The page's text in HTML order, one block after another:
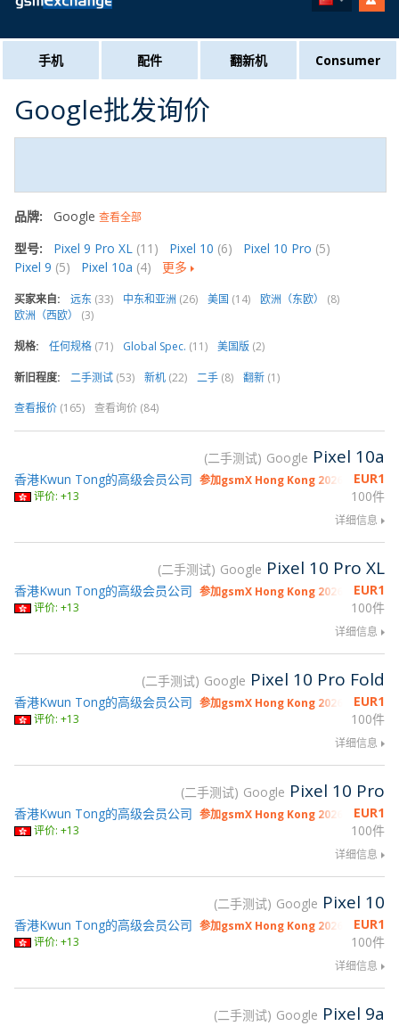
手机 配件 翻新机 Consumer
Google批发询价
品牌: Google 查看全部
型号: Pixel 9 Pro XL (11) Pixel 10 (6) Pixel 10 Pro (5)
Pixel 9 (5) Pixel 10a (4) 更多
买家来自: 远东 (33) 中东和亚洲 (26) 美国 (14) 欧洲（东欧） (8)
欧洲（西欧） (3)
规格: 任何规格 (71) Global Spec. (11) 美国版 (2)
新旧程度: 二手测试 (53) 新机 (22) 二手 (8) 翻新 (1)
查看报价 (165) 查看询价 (84)
二手测试 Google Pixel 10a
EUR1
100件
香港Kwun Tong的高级会员公司 参加gsmX Hong Kong 2026
评价: +13
详细信息
二手测试 Google Pixel 10 Pro XL
EUR1
100件
香港Kwun Tong的高级会员公司 参加gsmX Hong Kong 2026
评价: +13
详细信息
二手测试 Google Pixel 10 Pro Fold
EUR1
100件
香港Kwun Tong的高级会员公司 参加gsmX Hong Kong 2026
评价: +13
详细信息
二手测试 Google Pixel 10 Pro
EUR1
100件
香港Kwun Tong的高级会员公司 参加gsmX Hong Kong 2026
评价: +13
详细信息
二手测试 Google Pixel 10
EUR1
100件
香港Kwun Tong的高级会员公司 参加gsmX Hong Kong 2026
评价: +13
详细信息
二手测试 Google Pixel 9a